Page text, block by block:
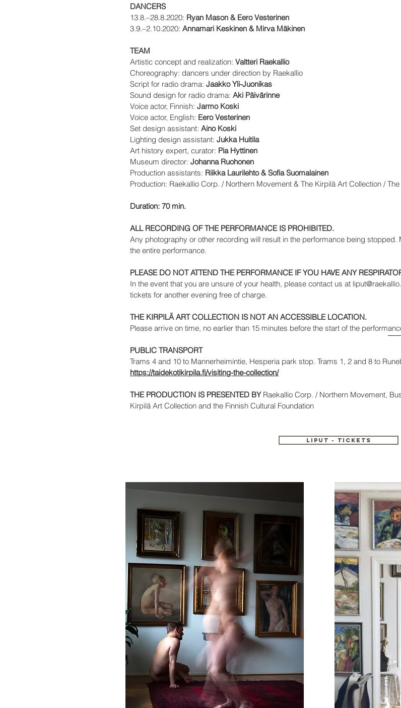
DANCERS
13.8.–28.8.2020: Ryan Mason & Eero Vesterinen
3.9.–2.10.2020: Annamari Keskinen & Mirva Mäkinen
TEAM
Artistic concept and realization: Valtteri Raekallio
Choreography: dancers under direction by Raekallio
Script for radio drama: Jaakko Yli-Juonikas
Sound design for radio drama: Aki Päivärinne
Voice actor, Finnish: Jarmo Koski
Voice actor, English: Eero Vesterinen
Set design assistant: Aino Koski
Lighting design assistant: Jukka Huitila
Art history expert, curator: Pia Hyttinen
Museum director: Johanna Ruohonen
Production assistants: Riikka Laurilehto & Sofia Suomalainen
Production: Raekallio Corp. / Northern Movement & The Kirpilä Art Collection /
Duration: 70 min.
ALL RECORDING OF THE PERFORMANCE IS PROHIBITED.
Any photography or other recording will result in the performance being
the entire performance.
PLEASE DO NOT ATTEND THE PERFORMANCE IF YOU HAVE ANY
In the event that you are unsure of your health, please contact us at
tickets for another evening free of charge.
THE KIRPILÄ ART COLLECTION IS NOT AN ACCESSIBLE LOCATION.
Please arrive on time, no earlier than 15 minutes before the start of the
PUBLIC TRANSPORT
Trams 4 and 10 to Mannerheimintie, Hesperia park stop. Trams 1, 2 and 8 to
https://taidekotikirpila.fi/visiting-the-collection/
THE PRODUCTION IS PRESENTED BYRaekallio Corp. / Northern Movement,
Kirpilä Art Collection and the Finnish Cultural Foundation
LIPUT - TICKETS